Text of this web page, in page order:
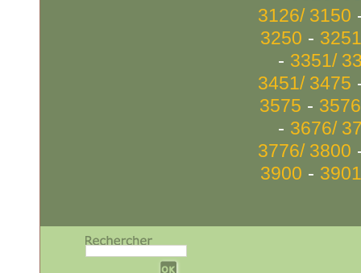
3126/ 3150
3250 -
- 3351/
3451/ 3475
3575 -
- 3676/
3776/ 3800
3900 -